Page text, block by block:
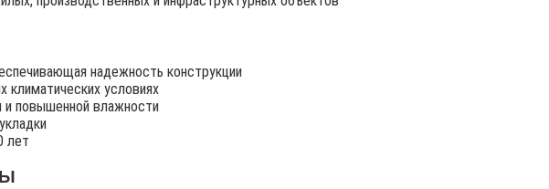
надежность конструкции
климатических условиях
и повышенной влажности
лет